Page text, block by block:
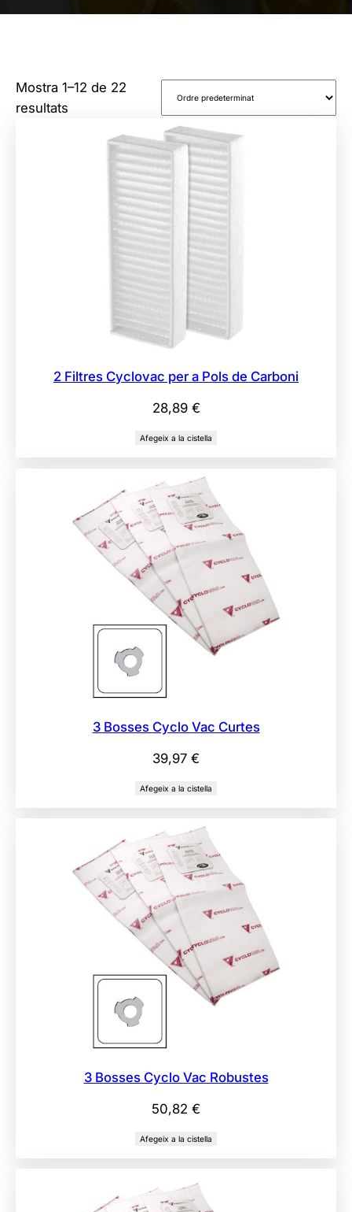
Mostra 1–12 de 22
resultats
2 Filtres Cyclovac per a Pols de Carboni
28,89 €
Afegeix a la cistella
3 Bosses Cyclo Vac Curtes
39,97 €
Afegeix a la cistella
3 Bosses Cyclo Vac Robustes
50,82 €
Afegeix a la cistella